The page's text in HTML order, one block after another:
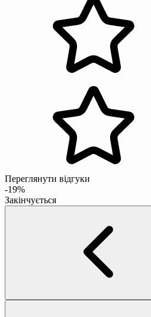
Переглянути відгуки
-19%
Закінчується